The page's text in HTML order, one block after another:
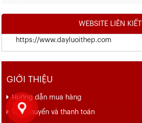
WEBSITE LIÊN KIẾT
https://www.dayluoithep.com
GIỚI THIỆU
Hướng dẫn mua hàng
Vận chuyển và thanh toán